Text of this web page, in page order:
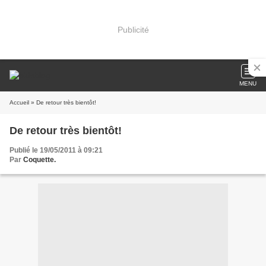
Publicité
MENU
Accueil » De retour très bientôt!
De retour très bientôt!
Publié le 19/05/2011 à 09:21
Par Coquette.